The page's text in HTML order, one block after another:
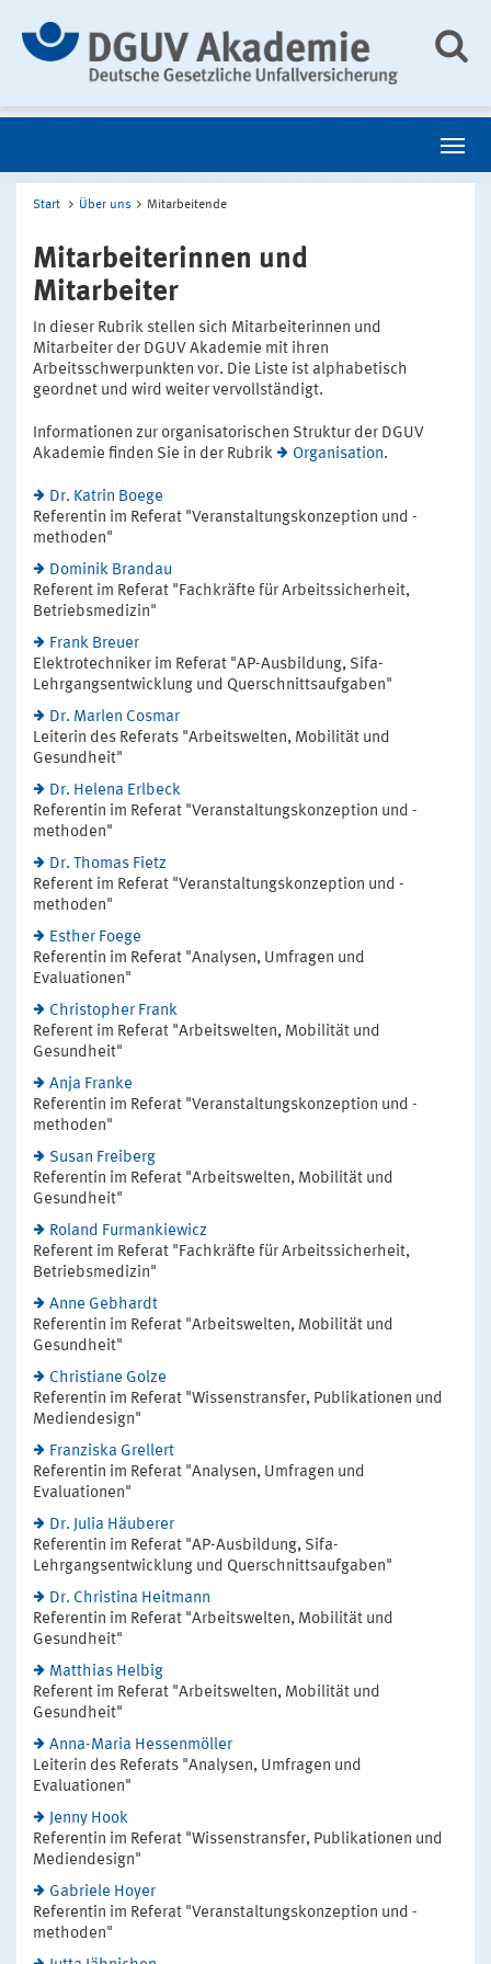
Start Über uns Mitarbeitende
Mitarbeiterinnen und
Mitarbeiter
In dieser Rubrik stellen sich Mitarbeiterinnen und
Mitarbeiter der DGUV Akademie mit ihren
Arbeitsschwerpunkten vor. Die Liste ist alphabetisch
geordnet und wird weiter vervollständigt.
Informationen zur organisatorischen Struktur der DGUV
Akademie finden Sie in der Rubrik
Organisation.
Dr. Katrin Boege
Referentin im Referat "Veranstaltungskonzeption und -
methoden"
Dominik Brandau
Referent im Referat "Fachkräfte für Arbeitssicherheit,
Betriebsmedizin"
Frank Breuer
Elektrotechniker im Referat "AP-Ausbildung, Sifa-
Lehrgangsentwicklung und Querschnittsaufgaben"
Dr. Marlen Cosmar
Leiterin des Referats "Arbeitswelten, Mobilität und
Gesundheit"
Dr. Helena Erlbeck
Referentin im Referat "Veranstaltungskonzeption und -
methoden"
Dr. Thomas Fietz
Referent im Referat "Veranstaltungskonzeption und -
methoden"
Esther Foege
Referentin im Referat "Analysen, Umfragen und
Evaluationen"
Christopher Frank
Referent im Referat "Arbeitswelten, Mobilität und
Gesundheit"
Anja Franke
Referentin im Referat "Veranstaltungskonzeption und -
methoden"
Susan Freiberg
Referentin im Referat "Arbeitswelten, Mobilität und
Gesundheit"
Roland Furmankiewicz
Referent im Referat "Fachkräfte für Arbeitssicherheit,
Betriebsmedizin"
Anne Gebhardt
Referentin im Referat "Arbeitswelten, Mobilität und
Gesundheit"
Christiane Golze
Referentin im Referat "Wissenstransfer, Publikationen und
Mediendesign"
Franziska Grellert
Referentin im Referat "Analysen, Umfragen und
Evaluationen"
Dr. Julia Häuberer
Referentin im Referat "AP-Ausbildung, Sifa-
Lehrgangsentwicklung und Querschnittsaufgaben"
Dr. Christina Heitmann
Referentin im Referat "Arbeitswelten, Mobilität und
Gesundheit"
Matthias Helbig
Referent im Referat "Arbeitswelten, Mobilität und
Gesundheit"
Anna-Maria Hessenmöller
Leiterin des Referats "Analysen, Umfragen und
Evaluationen"
Jenny Hook
Referentin im Referat "Wissenstransfer, Publikationen und
Mediendesign"
Gabriele Hoyer
Referentin im Referat "Veranstaltungskonzeption und -
methoden"